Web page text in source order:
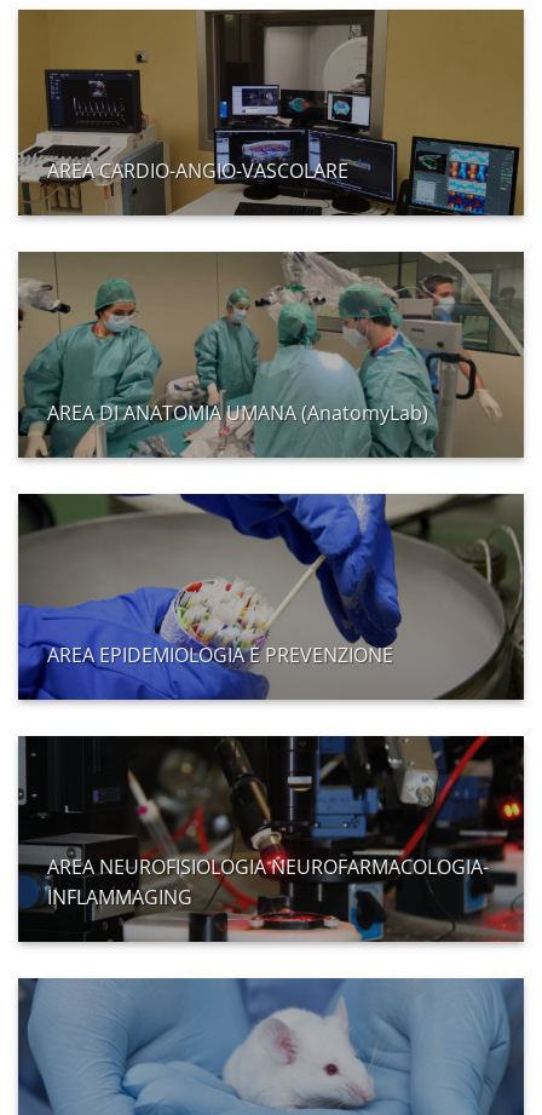
AREA CARDIO-ANGIO-VASCOLARE
AREA DI ANATOMIA UMANA (AnatomyLab)
AREA EPIDEMIOLOGIA E PREVENZIONE
AREA NEUROFISIOLOGIA NEUROFARMACOLOGIA-
INFLAMMAGING